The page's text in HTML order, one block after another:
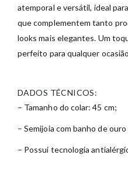
atemporal e versátil, ideal
que complementem tanto
looks mais elegantes. Um
perfeito para qualquer
DADOS TÉCNICOS:
– Tamanho do colar: 45 cm;
– Semijoia com banho de ouro
– Possui tecnologia